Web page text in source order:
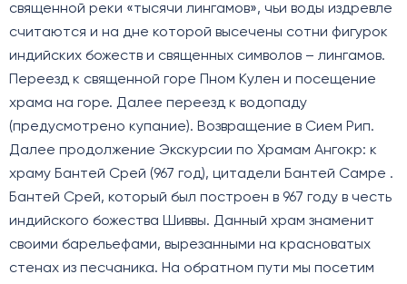
священной реки «тысячи лингамов», чьи воды издревле
считаются и на дне которой высечены сотни фигурок
индийских божеств и священных символов – лингамов.
Переезд к священной горе Пном Кулен и посещение
храма на горе. Далее переезд к водопаду
(предусмотрено купание). Возвращение в Сием Рип.
Далее продолжение Экскурсии по Храмам Ангокр: к
храму Бантей Срей (967 год), цитадели Бантей Самре .
Бантей Срей, который был построен в 967 году в честь
индийского божества Шиввы. Данный храм знаменит
своими барельефами, вырезанными на красноватых
стенах из песчаника. На обратном пути мы посетим